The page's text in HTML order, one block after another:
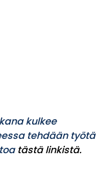
kulkee
tehdään työtä
tästä linkistä.